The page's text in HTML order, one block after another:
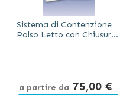
Sistema di Contenzione
Polso Letto con Chiusura
a partire da 75,00 €